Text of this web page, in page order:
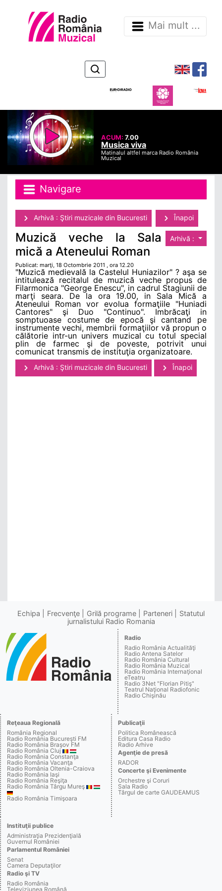
Mai mult ...
ACUM:7.00
Musica viva
Matinalul altfel marca Radio România
Muzical
Navigare
Arhivă : Ştiri muzicale din Bucuresti Înapoi
Arhivă :
Muzică veche la Sala
mică a Ateneului Roman
Publicat: marţi, 18 Octombrie 2011 , ora 12.20
"Muzică medievală la Castelul Huniazilor" ? aşa se
intitulează recitalul de muzică veche propus de
Filarmonica "George Enescu", in cadrul Stagiunii de
marţi seara. De la ora 19.00, in Sala Mică a
Ateneului Roman vor evolua formaţiile "Huniadi
Cantores" şi Duo "Continuo". Imbrăcaţi in
somptuoase costume de epocă şi cantand pe
instrumente vechi, membrii formaţiilor vă propun o
călătorie intr-un univers muzical cu totul special
plin de farmec şi de poveste, potrivit unui
comunicat transmis de instituţia organizatoare.
Arhivă : Ştiri muzicale din Bucuresti Înapoi
Echipa Frecvenţe Grilă programe Parteneri
Statutul
jurnalistului Radio Romania
Radio
Radio România Actualităţi
Radio Antena Satelor
Radio România Cultural
Radio România Muzical
Radio România Internaţional
eTeatru
Radio 3Net "Florian Pitiş"
Teatrul Naţional Radiofonic
Radio Chişinău
Reţeaua Regională
România Regional
Radio România Bucureşti FM
Radio România Braşov FM
Radio România Cluj
Radio România Constanţa
Radio România Vacanţa
Radio România Oltenia-Craiova
Radio România Iaşi
Radio România Reşiţa
Radio România Târgu Mureş
Radio România Timişoara
Publicaţii
Politica Românească
Editura Casa Radio
Radio Arhive
Agenţie de presă
RADOR
Concerte şi Evenimente
Orchestre şi Coruri
Sala Radio
Târgul de carte GAUDEAMUS
Instituţii publice
Administraţia Prezidenţială
Guvernul României
Parlamentul României
Senat
Camera Deputaţilor
Radio şi TV
Radio România
Televiziunea Română